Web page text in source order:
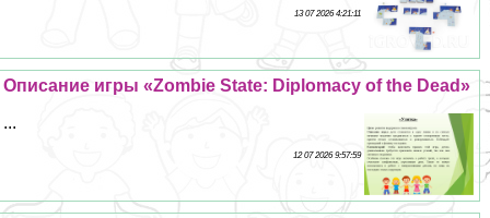
13 07 2026 4:21:11
Описание игры «Zombie State: Diplomacy of the Dead»
...
12 07 2026 9:57:59